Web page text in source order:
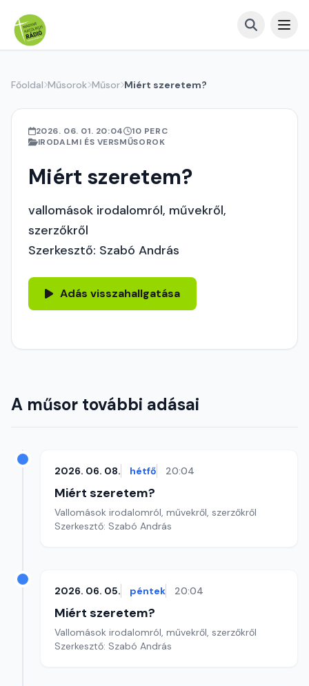
Főoldal Műsorok Műsor Miért szeretem?
2026. 06. 01. 20:04
10 PERC
IRODALMI ÉS VERSMŰSOROK
Miért szeretem?
vallomások irodalomról, művekről,
szerzőkről
Szerkesztő: Szabó András
Adás visszahallgatása
A műsor további adásai
2026. 06. 08. hétfő 20:04
Miért szeretem?
Vallomások irodalomról, művekről, szerzőkről
Szerkesztő: Szabó András
2026. 06. 05. péntek 20:04
Miért szeretem?
Vallomások irodalomról, művekről, szerzőkről
Szerkesztő: Szabó András